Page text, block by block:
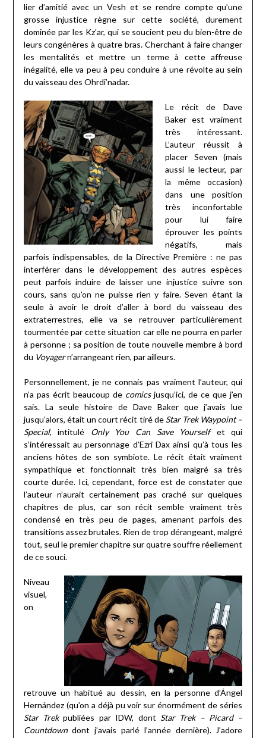
lier d’amitié avec un Vesh et se rendre compte qu’une
grosse injustice règne sur cette société, durement
dominée par les Kz’ar, qui se soucient peu du bien-être de
leurs congénères à quatre bras. Cherchant à faire changer
les mentalités et mettre un terme à cette affreuse
inégalité, elle va peu à peu conduire à une révolte au sein
du vaisseau des Ohrdi’nadar.
Le récit de Dave
Baker est vraiment
très intéressant.
L’auteur réussit à
placer Seven (mais
aussi le lecteur, par
la même occasion)
dans une position
très inconfortable
pour lui faire
éprouver les points
négatifs, mais
parfois indispensables, de la Directive Première : ne pas
interférer dans le développement des autres espèces
peut parfois induire de laisser une injustice suivre son
cours, sans qu’on ne puisse rien y faire. Seven étant la
seule à avoir le droit d’aller à bord du vaisseau des
extraterrestres, elle va se retrouver particulièrement
tourmentée par cette situation car elle ne pourra en parler
à personne ; sa position de toute nouvelle membre à bord
du Voyagern’arrangeant rien, par ailleurs.
Personnellement, je ne connais pas vraiment l’auteur, qui
n’a pas écrit beaucoup de comicsjusqu’ici, de ce que j’en
sais. La seule histoire de Dave Baker que j’avais lue
jusqu’alors, était un court récit tiré de Star Trek Waypoint –
Special, intitulé Only You Can Save Yourselfet qui
s’intéressait au personnage d’Ezri Dax ainsi qu’à tous les
anciens hôtes de son symbiote. Le récit était vraiment
sympathique et fonctionnait très bien malgré sa très
courte durée. Ici, cependant, force est de constater que
l’auteur n’aurait certainement pas craché sur quelques
chapitres de plus, car son récit semble vraiment très
condensé en très peu de pages, amenant parfois des
transitions assez brutales. Rien de trop dérangeant, malgré
tout, seul le premier chapitre sur quatre souffre réellement
de ce souci.
Niveau
visuel,
on
retrouve un habitué au dessin, en la personne d’Ángel
Hernández (qu’on a déjà pu voir sur énormément de séries
Star Trekpubliées par IDW, dont Star Trek – Picard –
Countdowndont j’avais parlé l’année dernière). J’adore